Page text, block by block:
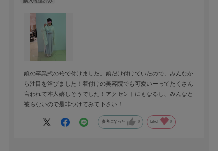
娘の卒業式の袴で付けました。娘だけ付けていたので、みんなか
ら注目を浴びました！着付けの美容院でも可愛いーってたくさん
言われて本人嬉しそうでした！アクセントにもなるし、みんなと
被らないので是非つけてみて下さい！
参考になった 0 Like! 0